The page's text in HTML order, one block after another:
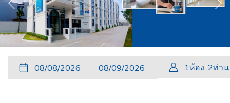
Slideshow
control
Clicking
on
หน้าที่แล้ว
วัน
ที่
ปุ่ม
นี้
วัน
เช็ค
วัน
เดิน
ปุ่ม
นี้
วัน
เช็ค
1ห้อง 2ท่าน